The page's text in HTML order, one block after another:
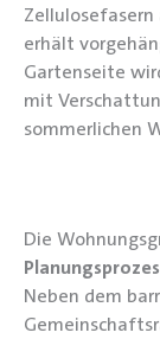
erhält
Gartenseite
mit
sommerlichen
Die
Neben dem